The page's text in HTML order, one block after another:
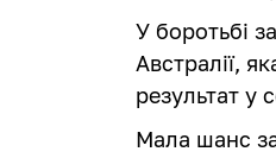
У боротьбі
Австралії,
результат у
Мала шанс